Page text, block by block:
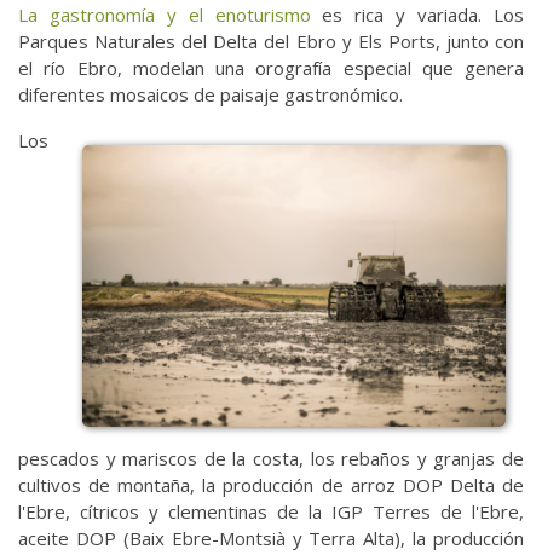
La gastronomía y el enoturismo es rica y variada. Los
Parques Naturales del Delta del Ebro y Els Ports, junto con
el río Ebro, modelan una orografía especial que genera
diferentes mosaicos de paisaje gastronómico.
Los
pescados y mariscos de la costa, los rebaños y granjas de
cultivos de montaña, la producción de arroz DOP Delta de
l'Ebre, cítricos y clementinas de la IGP Terres de l'Ebre,
aceite DOP (Baix Ebre-Montsià y Terra Alta), la producción